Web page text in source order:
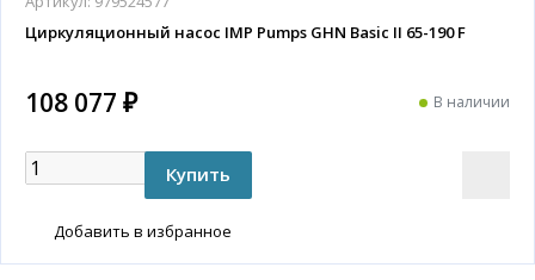
Циркуляционный насос IMP Pumps GHN Basic II 65-190 F
108 077 ₽ В наличии
Добавить в избранное